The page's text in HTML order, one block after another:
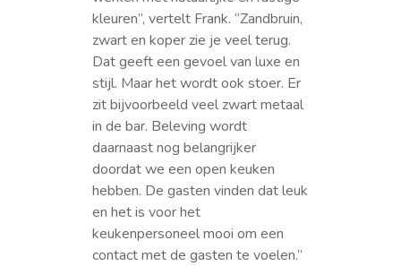
kleuren”, vertelt Frank. “Zandbruin,
zwart en koper zie je veel terug.
Dat geeft een gevoel van luxe en
stijl. Maar het wordt ook stoer. Er
zit bijvoorbeeld veel zwart metaal
in de bar. Beleving wordt
daarnaast nog belangrijker
doordat we een open keuken
hebben. De gasten vinden dat leuk
en het is voor het
keukenpersoneel mooi om een
contact met de gasten te voelen.”